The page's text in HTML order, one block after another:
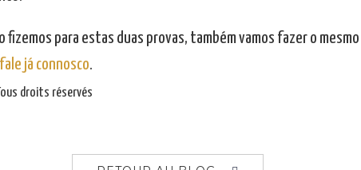
fizemos para estas duas provas, também vamos fazer o
fale já connosco.
droits réservés